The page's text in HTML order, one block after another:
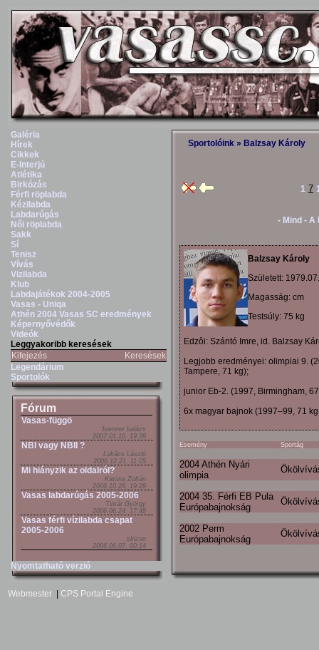
Galéria
Hírek
Cikkek
E-Interjú
Atlétika
Birkózás
Férfi röplabda
Kézilabda
Labdarúgás
Női röplabda
Sakk
Sí
Tenisz
Vívás
Vizilabda
Klub
Labdajátékok 2004-2005
Vasas - Uniqa
Athén 2004 Vasas SC eredmények
Képernyővédők
Videók
Leggyakoribb keresések
Kifejezés
Keresések
Legendárium
Sportolók
Fórum
Vasas-függö
brenner balázs
2007.01.10. 19:39
NBI vagy NBII ?
Lukács László
2006.12.21. 11:05
Mi hiányzik az oldalról?
Katona Zoltán
2006.10.28. 19:29
Vasas labdarúgás 2005-2006
Timár György
2006.06.24. 17:48
Vasas férfi vízilabda csapat
2005-2006
skizoo
2006.06.07. 00:14
Nyomtatható verzió
Sportolóink » Balzsay Károly
1 7
- Mind - A
Balzsay Károly
Született:
Magasság: cm
Testsúly: 75 kg
Edzôi: Szántó Imre, id. Balzsay
Legjobb eredményei: olimpiai 9.
Tampere, 71 kg);
junior Eb-2. (1997, Birmingham,
6x magyar bajnok (1997–99, 71
Esemény Sportág
2004 Athén Nyári
olimpia
2004 35. Férfi EB Pula
Európabajnokság
2002 Perm
Európabajnokság
Webmester CPS Portal Engine